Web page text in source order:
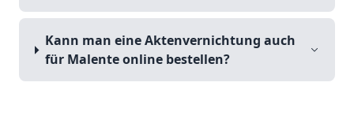
Kann man eine Aktenvernichtung auch
für Malente online bestellen?